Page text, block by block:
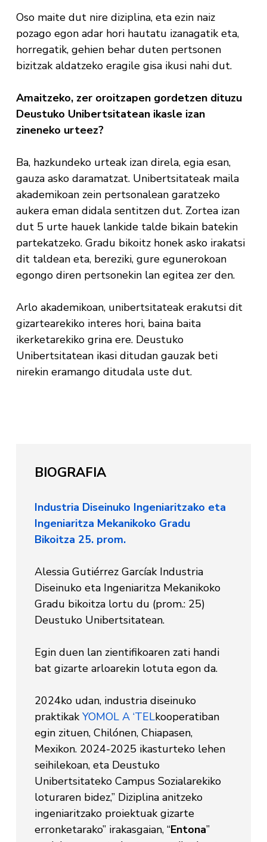
Oso maite dut nire diziplina, eta ezin naiz
pozago egon adar hori hautatu izanagatik eta,
horregatik, gehien behar duten pertsonen
bizitzak aldatzeko eragile gisa ikusi nahi dut.
Amaitzeko, zer oroitzapen gordetzen dituzu
Deustuko Unibertsitatean ikasle izan
zineneko urteez?
Ba, hazkundeko urteak izan direla, egia esan,
gauza asko daramatzat. Unibertsitateak maila
akademikoan zein pertsonalean garatzeko
aukera eman didala sentitzen dut. Zortea izan
dut 5 urte hauek lankide talde bikain batekin
partekatzeko. Gradu bikoitz honek asko irakatsi
dit taldean eta, bereziki, gure egunerokoan
egongo diren pertsonekin lan egitea zer den.
Arlo akademikoan, unibertsitateak erakutsi dit
gizartearekiko interes hori, baina baita
ikerketarekiko grina ere. Deustuko
Unibertsitatean ikasi ditudan gauzak beti
nirekin eramango ditudala uste dut.
BIOGRAFIA
Industria Diseinuko Ingeniaritzako eta
Ingeniaritza Mekanikoko Gradu
Bikoitza 25. prom.
Alessia Gutiérrez Garcíak Industria
Diseinuko eta Ingeniaritza Mekanikoko
Gradu bikoitza lortu du (prom.: 25)
Deustuko Unibertsitatean.
Egin duen lan zientifikoaren zati handi
bat gizarte arloarekin lotuta egon da.
2024ko udan, industria diseinuko
praktikakYOMOL A ‘TELkooperatiban
egin zituen, Chilónen, Chiapasen,
Mexikon. 2024-2025 ikasturteko lehen
seihilekoan, eta Deustuko
Unibertsitateko Campus Sozialarekiko
loturaren bidez,” Diziplina anitzeko
ingeniaritzako proiektuak gizarte
erronketarako” irakasgaian, “Entona”